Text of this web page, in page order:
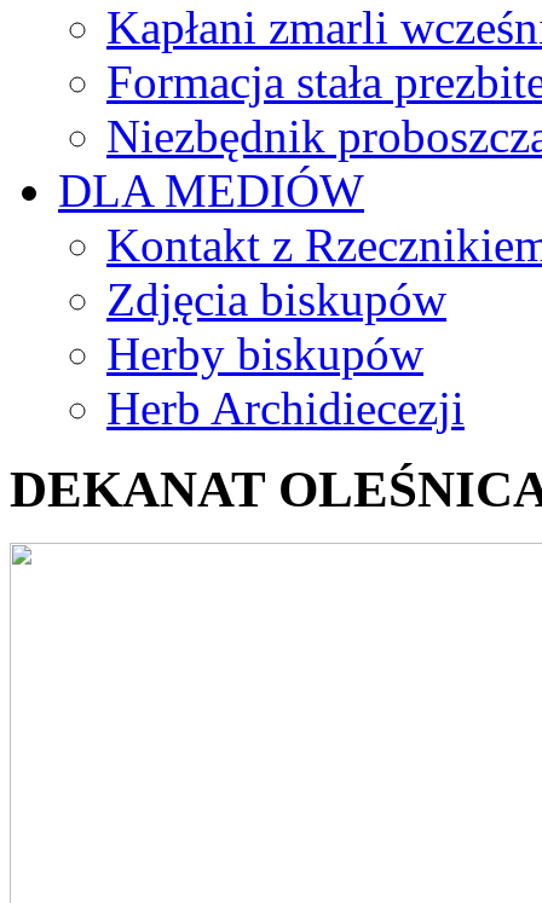
Kapłani zmarli
Formacja stała
Niezbędnik
DLA MEDIÓW
Kontakt z
Zdjęcia biskupów
Herby biskupów
Herb Archidiecezji
DEKANAT